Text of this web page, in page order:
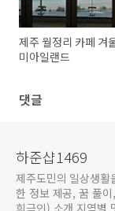
제주 월정리 카페 겨
미아일랜드
댓글
하준샵1469
제주도민의 일상생
한 정보 제공, 꿈 풀